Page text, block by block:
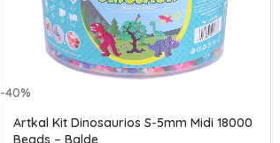
-40%
Artkal Kit Dinosaurios S-5mm Midi 18000
Beads – Balde